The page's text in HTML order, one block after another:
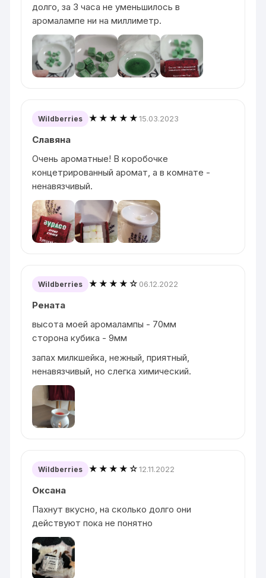
долго, за 3 часа не уменьшилось в
аромалампе ни на миллиметр.
Wildberries ★★★★★15.03.2023
Славяна
Очень ароматные! В коробочке
концетрированный аромат, а в комнате -
ненавязчивый.
Wildberries ★★★★☆ 06.12.2022
Рената
высота моей аромалампы - 70мм
сторона кубика - 9мм
запах милкшейка, нежный, приятный,
ненавязчивый, но слегка химический.
Wildberries ★★★★☆12.11.2022
Оксана
Пахнут вкусно, на сколько долго они
действуют пока не понятно